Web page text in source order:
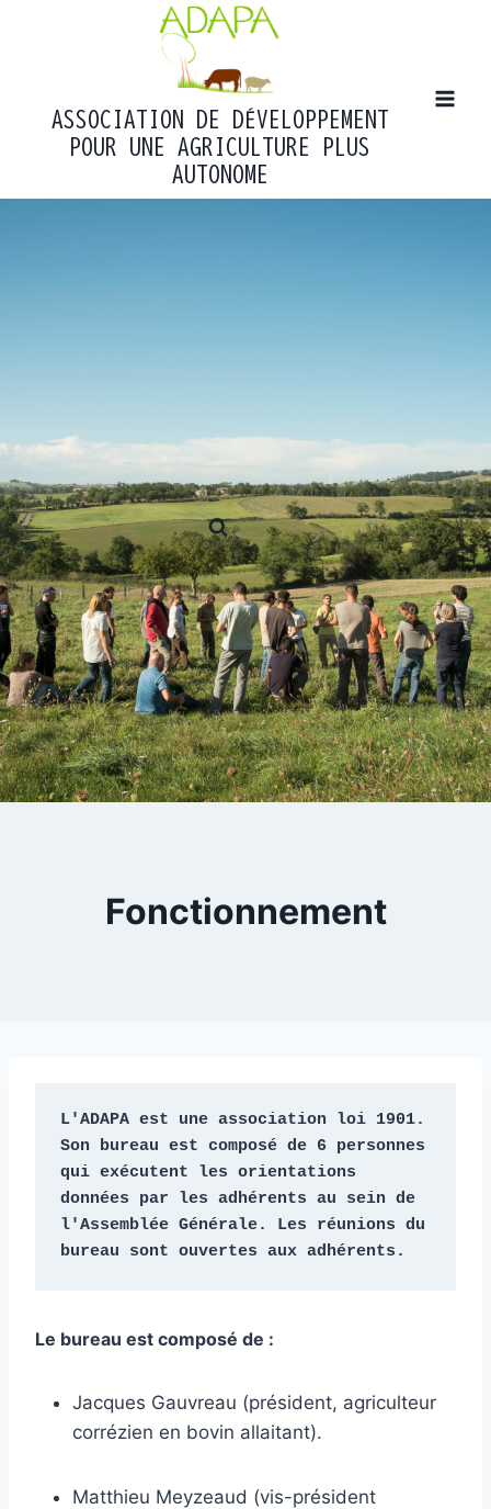
ASSOCIATION DE DÉVELOPPEMENT
POUR UNE AGRICULTURE PLUS
AUTONOME
Fonctionnement
L'ADAPA est une association loi 1901.
Son bureau est composé de 6 personnes
qui exécutent les orientations
données par les adhérents au sein de
l'Assemblée Générale. Les réunions du
bureau sont ouvertes aux adhérents.
Le bureau est composé de :
Jacques Gauvreau (président, agriculteur
corrézien en bovin allaitant).
Matthieu Meyzeaud (vis-président